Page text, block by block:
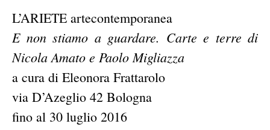
L’ARIETE artecontemporanea
E non stiamo a guardare. Carte e terre di
Nicola Amato e Paolo Migliazza
a cura di Eleonora Frattarolo
via D’Azeglio 42 Bologna
fino al 30 luglio 2016